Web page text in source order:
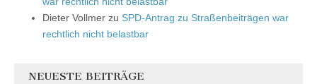
Dieter Vollmer zu SPD-Antrag zu Straßenbeiträgen war
rechtlich nicht belastbar
NEUESTE BEITRÄGE